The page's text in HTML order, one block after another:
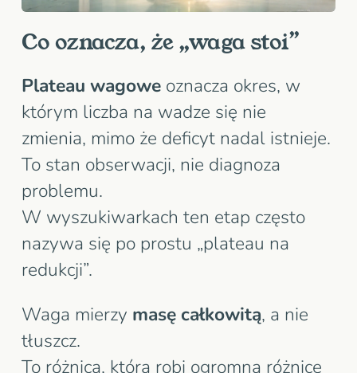
Co oznacza, że „waga stoi”
Plateau wagowe oznacza okres, w
którym liczba na wadze się nie
zmienia, mimo że deficyt nadal istnieje.
To stan obserwacji, nie diagnoza
problemu.
W wyszukiwarkach ten etap często
nazywa się po prostu „plateau na
redukcji”.
Waga mierzy masę całkowitą, a nie
tłuszcz.
To różnica, która robi ogromną różnicę